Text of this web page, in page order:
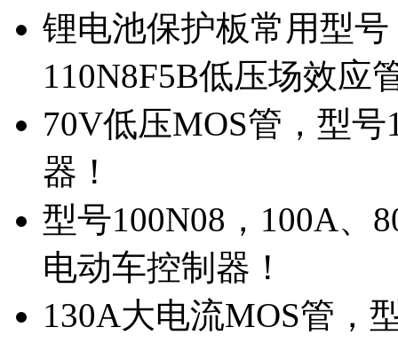
锂电池保护板常用型
110N8F5B低压场效应
70V低压MOS管，型
器！
型号100N08，100A、
电动车控制器！
130A大电流MOS管，